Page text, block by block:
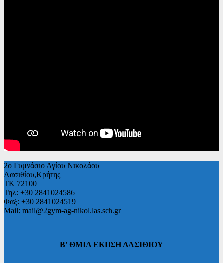
2ο Γυμνάσιο Αγίου Νικολάου
Λασιθίου,Κρήτης
ΤΚ 72100
Τηλ: +30 2841024586
Φαξ: +30 2841024519
Mail: mail@2gym-ag-nikol.las.sch.gr
Β' ΘΜΙΑ ΕΚΠΣΗ ΛΑΣΙΘΙΟΥ